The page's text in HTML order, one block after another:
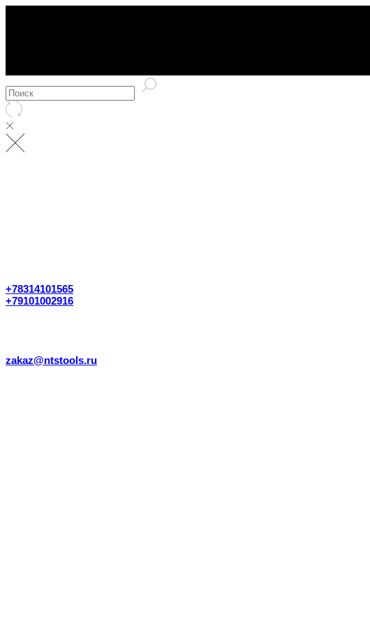
КОНТАКТЫ
+78314101565
+79101002916
zakaz@ntstools.ru